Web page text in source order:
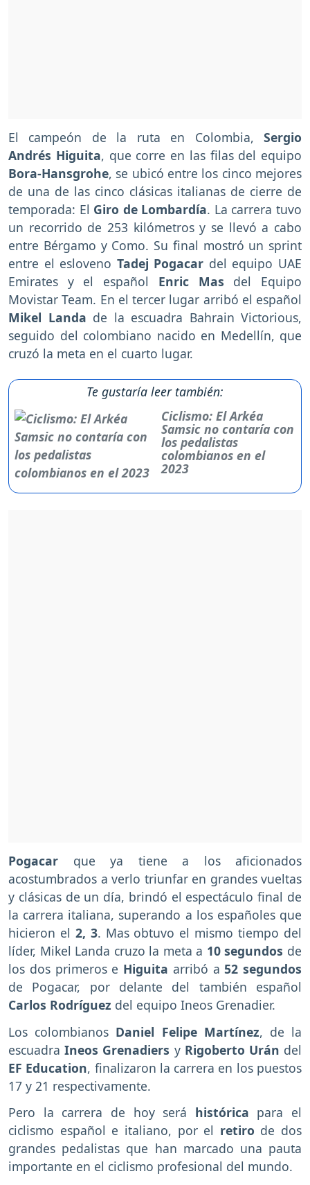
El campeón de la ruta en Colombia, Sergio
Andrés Higuita, que corre en las filas del equipo
Bora-Hansgrohe, se ubicó entre los cinco mejores
de una de las cinco clásicas italianas de cierre de
temporada: El Giro de Lombardía. La carrera tuvo
un recorrido de 253 kilómetros y se llevó a cabo
entre Bérgamo y Como. Su final mostró un sprint
entre el esloveno Tadej Pogacar del equipo UAE
Emirates y el español Enric Mas del Equipo
Movistar Team. En el tercer lugar arribó el español
Mikel Landa de la escuadra Bahrain Victorious,
seguido del colombiano nacido en Medellín, que
cruzó la meta en el cuarto lugar.
Te gustaría leer también:
Ciclismo: El Arkéa
Samsic no contaría con
los pedalistas
colombianos en el
2023
Pogacar que ya tiene a los aficionados
acostumbrados a verlo triunfar en grandes vueltas
y clásicas de un día, brindó el espectáculo final de
la carrera italiana, superando a los españoles que
hicieron el 2, 3. Mas obtuvo el mismo tiempo del
líder, Mikel Landa cruzo la meta a 10 segundos de
los dos primeros e Higuita arribó a52 segundos
de Pogacar, por delante del también español
Carlos Rodríguez del equipo Ineos Grenadier.
Los colombianos Daniel Felipe Martínez, de la
escuadraIneos Grenadiers y Rigoberto Urán del
EF Education, finalizaron la carrera en los puestos
17 y 21 respectivamente.
Pero la carrera de hoy será histórica para el
ciclismo español e italiano, por el retiro de dos
grandes pedalistas que han marcado una pauta
importante en el ciclismo profesional del mundo.